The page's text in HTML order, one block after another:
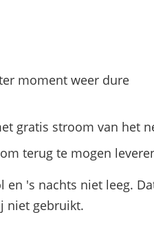
moment weer dure
gratis stroom van het
terug te mogen
en 's nachts niet leeg.
niet gebruikt.